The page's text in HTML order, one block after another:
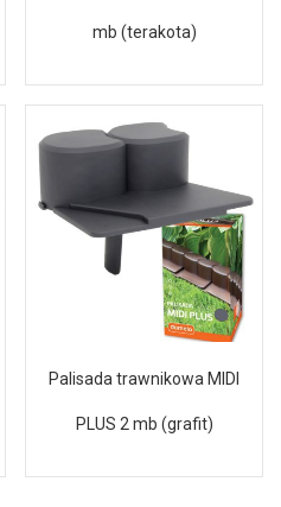
mb (terakota)
Palisada trawnikowa MIDI
PLUS 2 mb (grafit)